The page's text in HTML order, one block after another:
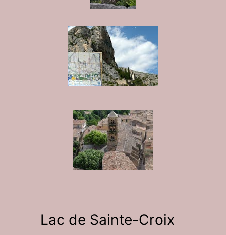
Lac de Sainte-Croix